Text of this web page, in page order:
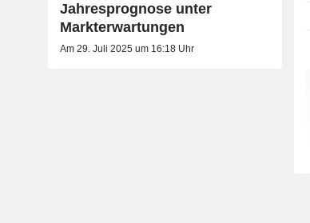
Jahresprognose unter
Markterwartungen
Am 29. Juli 2025 um 16:18 Uhr